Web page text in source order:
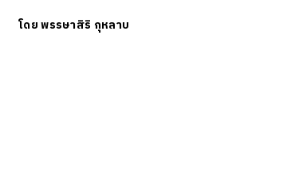
โดยพรรษาสิริ กุหลาบ